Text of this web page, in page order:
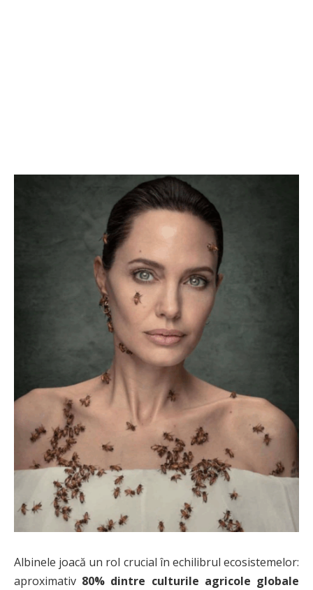
Albinele joacă un rol crucial în echilibrul ecosistemelor:
aproximativ 80% dintre culturile agricole globale